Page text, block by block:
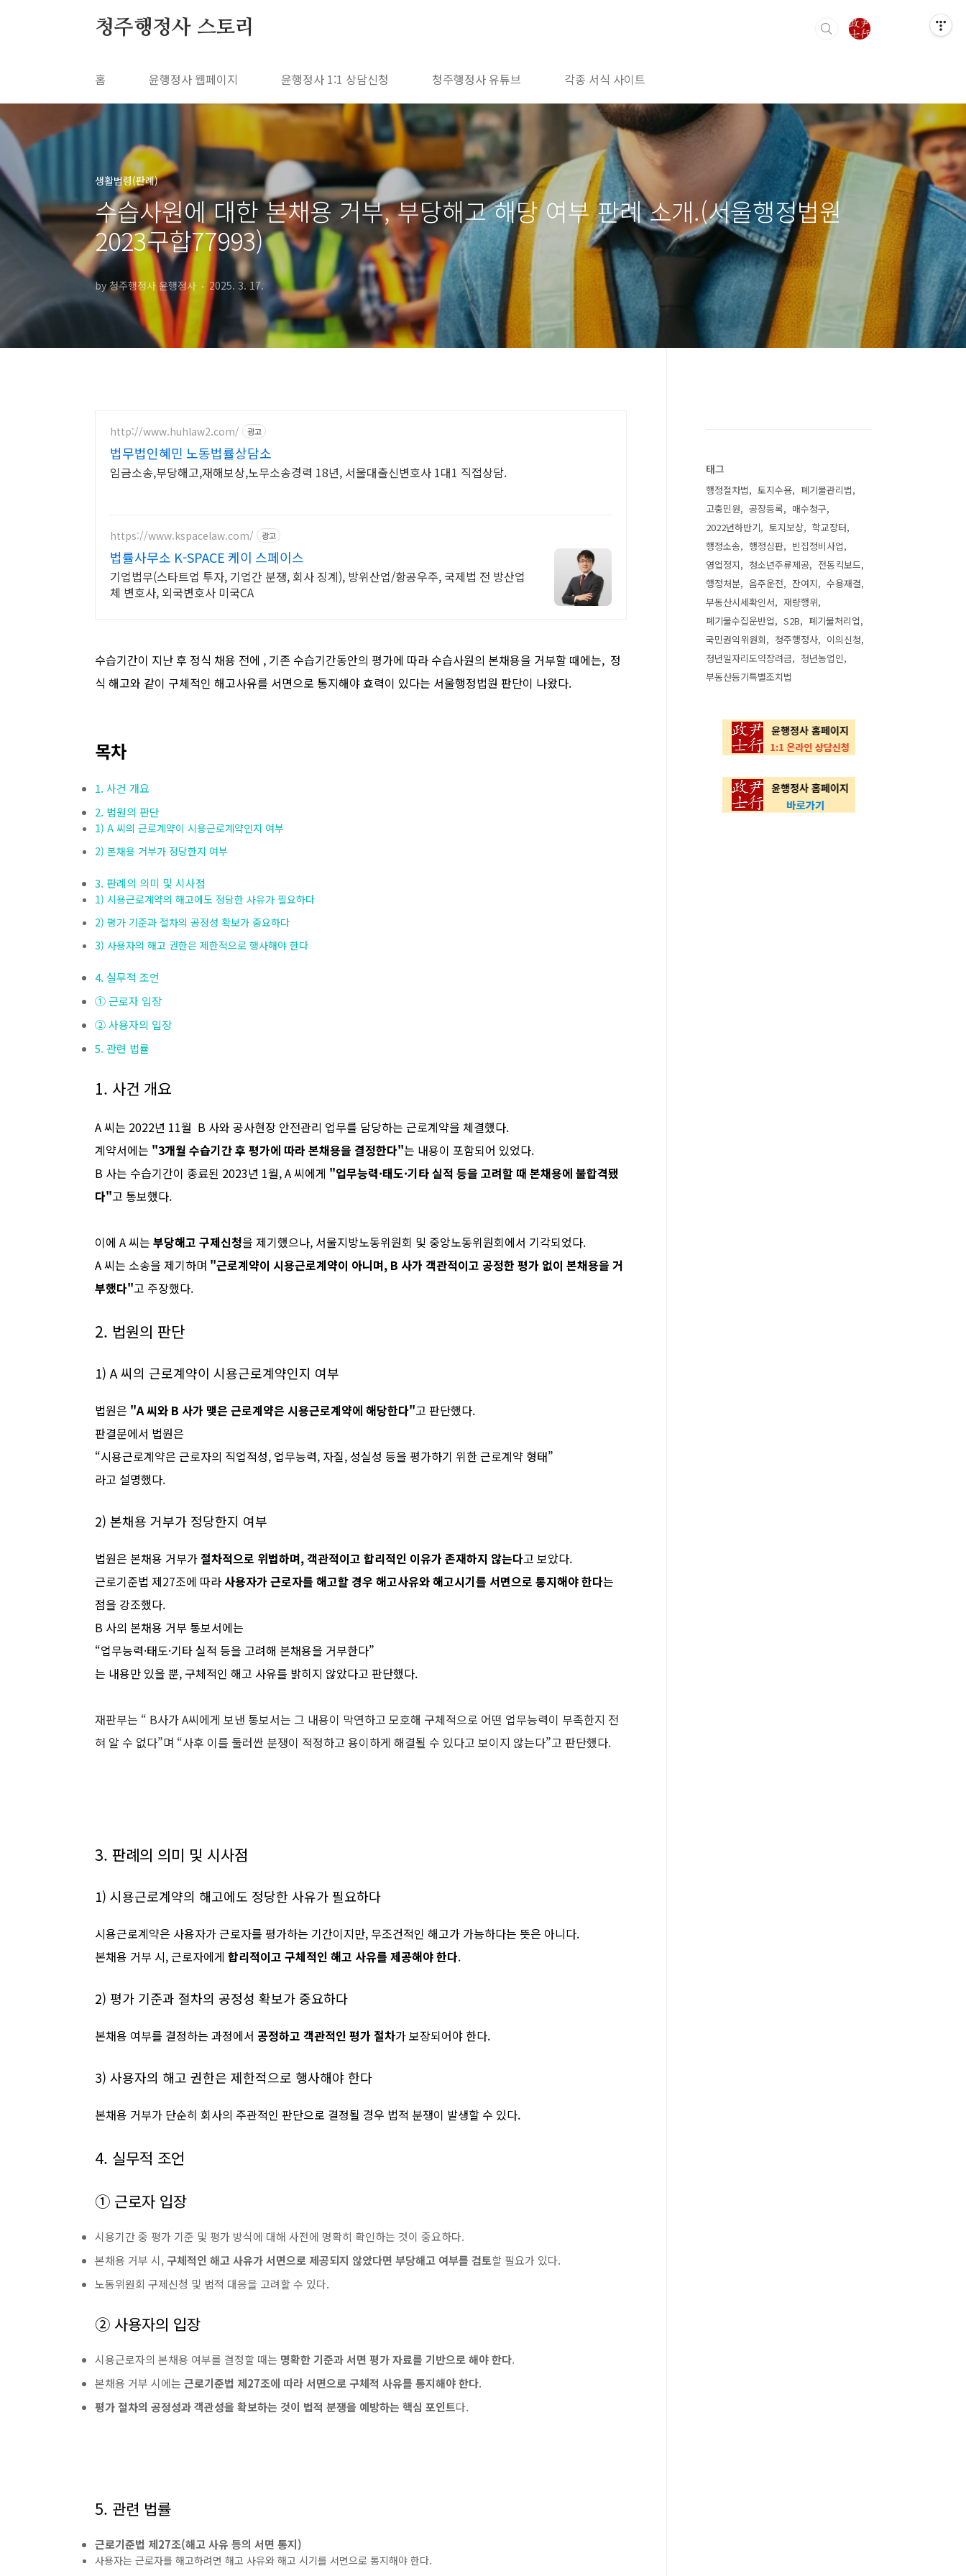
청주행정사 스토리
홈 윤행정사 웹페이지 윤행정사 1:1 상담신청 청주행정사 유튜브 각종 서식 사이트
생활법령(판례)
수습사원에 대한 본채용 거부, 부당해고 해당 여부 판례 소개.(서울행정법원
2023구합77993)
by 청주행정사 윤행정사 2025. 3. 17.
http://www.huhlaw2.com/ 광고
법무법인혜민 노동법률상담소
임금소송,부당해고,재해보상,노무소송경력 18년, 서울대출신변호사 1대1 직접상담.
https://www.kspacelaw.com/ 광고
법률사무소 K-SPACE 케이 스페이스
기업법무(스타트업 투자, 기업간 분쟁, 회사 징계), 방위산업/항공우주, 국제법 전 방산업
체 변호사, 외국변호사 미국CA
수습기간이 지난 후 정식 채용 전에 , 기존 수습기간동안의 평가에 따라 수습사원의 본채용을 거부할 때에는, 정
식 해고와 같이 구체적인 해고사유를 서면으로 통지해야 효력이 있다는 서울행정법원 판단이 나왔다.
목차
1. 사건 개요
2. 법원의 판단
1) A 씨의 근로계약이 시용근로계약인지 여부
2) 본채용 거부가 정당한지 여부
3. 판례의 의미 및 시사점
1) 시용근로계약의 해고에도 정당한 사유가 필요하다
2) 평가 기준과 절차의 공정성 확보가 중요하다
3) 사용자의 해고 권한은 제한적으로 행사해야 한다
4. 실무적 조언
① 근로자 입장
② 사용자의 입장
5. 관련 법률
1. 사건 개요
A 씨는 2022년 11월 B 사와 공사현장 안전관리 업무를 담당하는 근로계약을 체결했다.
계약서에는 "3개월 수습기간 후 평가에 따라 본채용을 결정한다"는 내용이 포함되어 있었다.
B 사는 수습기간이 종료된 2023년 1월, A 씨에게 "업무능력·태도·기타 실적 등을 고려할 때 본채용에 불합격됐
다"고 통보했다.
이에 A 씨는 부당해고 구제신청을 제기했으나, 서울지방노동위원회 및 중앙노동위원회에서 기각되었다.
A 씨는 소송을 제기하며 "근로계약이 시용근로계약이 아니며, B 사가 객관적이고 공정한 평가 없이 본채용을 거
부했다"고 주장했다.
2. 법원의 판단
1) A 씨의 근로계약이 시용근로계약인지 여부
법원은 "A 씨와 B 사가 맺은 근로계약은 시용근로계약에 해당한다"고 판단했다.
판결문에서 법원은
시용근로계약은 근로자의 직업적성, 업무능력, 자질, 성실성 등을 평가하기 위한 근로계약 형태
라고 설명했다.
2) 본채용 거부가 정당한지 여부
법원은 본채용 거부가절차적으로 위법하며, 객관적이고 합리적인 이유가 존재하지 않는다고 보았다.
근로기준법 제27조에 따라 사용자가 근로자를 해고할 경우 해고사유와 해고시기를 서면으로 통지해야 한다는
점을 강조했다.
B 사의 본채용 거부 통보서에는
업무능력·태도·기타 실적 등을 고려해 본채용을 거부한다
는 내용만 있을 뿐, 구체적인 해고 사유를 밝히지 않았다고 판단했다.
재판부는 “ B사가 A씨에게 보낸 통보서는 그 내용이 막연하고 모호해 구체적으로 어떤 업무능력이 부족한지 전
혀 알 수 없다”며 “사후 이를 둘러싼 분쟁이 적정하고 용이하게 해결될 수 있다고 보이지 않는다”고 판단했다.
3. 판례의 의미 및 시사점
1) 시용근로계약의 해고에도 정당한 사유가 필요하다
시용근로계약은 사용자가 근로자를 평가하는 기간이지만, 무조건적인 해고가 가능하다는 뜻은 아니다.
본채용 거부 시, 근로자에게 합리적이고 구체적인 해고 사유를 제공해야 한다.
2) 평가 기준과 절차의 공정성 확보가 중요하다
본채용 여부를 결정하는 과정에서 공정하고 객관적인 평가 절차가 보장되어야 한다.
3) 사용자의 해고 권한은 제한적으로 행사해야 한다
본채용 거부가 단순히 회사의 주관적인 판단으로 결정될 경우 법적 분쟁이 발생할 수 있다.
4. 실무적 조언
① 근로자 입장
시용기간 중 평가 기준 및 평가 방식에 대해 사전에 명확히 확인하는 것이 중요하다.
본채용 거부 시, 구체적인 해고 사유가 서면으로 제공되지 않았다면 부당해고 여부를 검토할 필요가 있다.
노동위원회 구제신청 및 법적 대응을 고려할 수 있다.
② 사용자의 입장
시용근로자의 본채용 여부를 결정할 때는 명확한 기준과 서면 평가 자료를 기반으로 해야 한다.
본채용 거부 시에는 근로기준법 제27조에 따라 서면으로 구체적 사유를 통지해야 한다.
평가 절차의 공정성과 객관성을 확보하는 것이 법적 분쟁을 예방하는 핵심 포인트다.
5. 관련 법률
근로기준법 제27조(해고 사유 등의 서면 통지)
사용자는 근로자를 해고하려면 해고 사유와 해고 시기를 서면으로 통지해야 한다.
태그
행정절차법 토지수용
폐기물관리법
고충민원
공장등록
매수청구
2022년하반기
토지보상
학교장터
행정소송
행정심판
빈집정비사업
영업정지
청소년주류제공
전동킥보드
행정처분
음주운전 잔여지
수용재결
부동산시세확인서
재량행위
폐기물수집운반업
S2B
폐기물처리업
국민권익위원회
청주행정사
이의신청
청년일자리도약장려금
청년농업인
부동산등기특별조치법